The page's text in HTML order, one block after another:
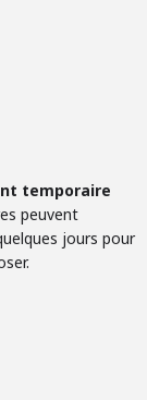
temporaire
peuvent
jours pour